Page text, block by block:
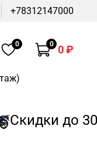
+78312147000
0 0 0 ₽
до 30%